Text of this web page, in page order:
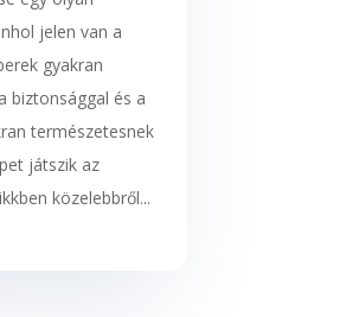
jelen van a
gyakran
biztonsággal és a
természetesnek
játszik az
közelebbről...